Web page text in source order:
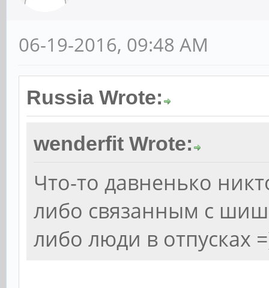
06-19-2016, 09:48 AM
Russia Wrote:
wenderfit Wrote:
Что-то давненько
либо связанным с
либо люди в отпусках